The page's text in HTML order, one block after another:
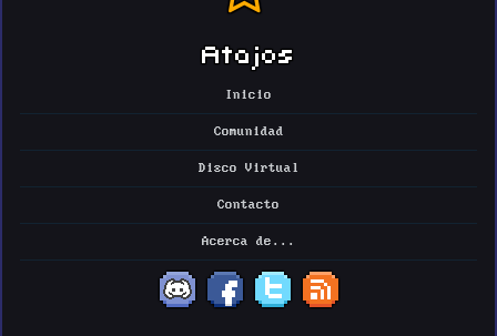
Atajos
Inicio
Comunidad
Disco Virtual
Contacto
Acerca de...